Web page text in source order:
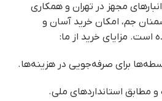
مجهز در تهران و همکاری
جم، امکان خرید آسان و
است. مزایای خرید از ما:
برای صرفه‌جویی در هزینه‌ها.
و مطابق استانداردهای ملی.